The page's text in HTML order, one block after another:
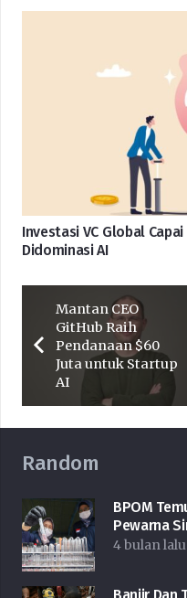
Investasi VC Global
Didominasi AI
Mantan CEO
GitHub Raih
Pendanaan $60
Juta untuk Startup
AI
Random
BPOM
Pewarna
4 bulan lalu